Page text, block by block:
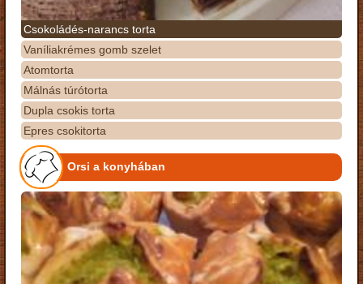
Csokoládés-narancs torta
Vaníliakrémes gomb szelet
Atomtorta
Málnás túrótorta
Dupla csokis torta
Epres csokitorta
Orsi a konyhában